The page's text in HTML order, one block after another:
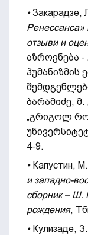
•Закарадзе,
Ренессанса»
отзыви и
აზროვნება
ბარამიძე,
„გრიგოლ
4-9.
• Капустин,
и западно-
сборник – Ш.
рождения,
• Кулизаде,